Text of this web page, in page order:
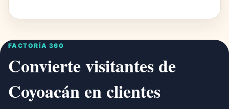
FACTORÍA 360
Convierte visitantes de
Coyoacán en clientes